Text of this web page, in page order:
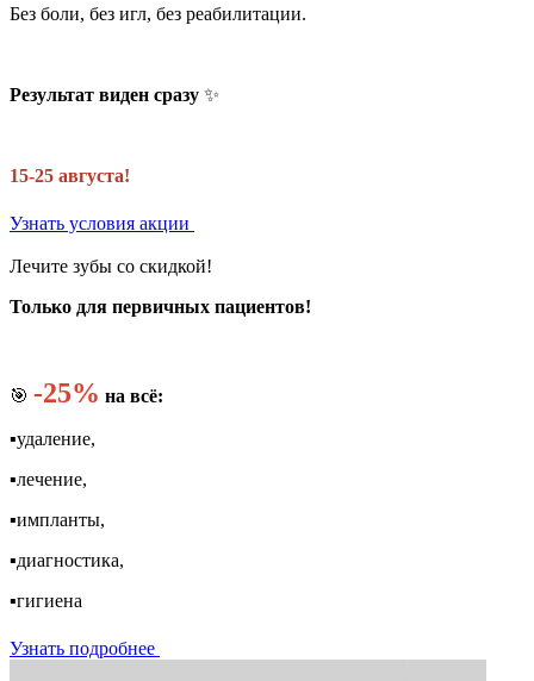
Без боли, без игл, без реабилитации.
Результат виден сразу ✨
15-25 августа!
Узнать условия акции
Лечите зубы со скидкой!
Только для первичных пациентов!
🎯 -25% на всё:
▪️удаление,
▪️лечение,
▪️импланты,
▪️диагностика,
▪️гигиена
Узнать подробнее